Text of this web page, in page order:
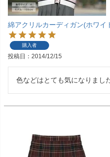
綿アクリルカーディガン(ホワイ
購入者
投稿日 2014/12/15
色などはとても気になりまし